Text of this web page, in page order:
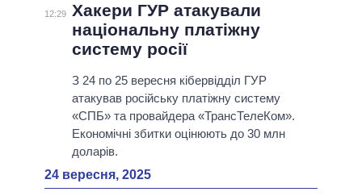
12:29 Хакери ГУР атакували
національну платіжну
систему росії
З 24 по 25 вересня кібервідділ ГУР
атакував російську платіжну систему
«СПБ» та провайдера «ТрансТелеКом».
Економічні збитки оцінюють до 30 млн
доларів.
24 вересня, 2025